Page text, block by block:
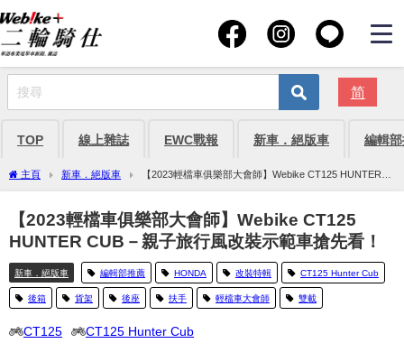
简
TOP 線上雜誌 EWC戰報 新車．絕版車 編輯
主頁 新車．絕版車
【2023輕檔車俱樂部大會師】Webike CT125 HUNTER
CUB－親子旅行風改裝示範車搶先看！
【2023輕檔車俱樂部大會師】Webike CT125
HUNTER CUB－親子旅行風改裝示範車搶先看！
新車．絕版車 編輯部推薦 HONDA 改裝特輯 CT125 Hunter Cub
後箱 貨架 後座 扶手 輕檔車大會師 雙載
CT125 CT125 Hunter Cub